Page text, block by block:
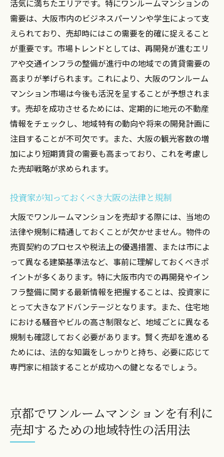
市場ニーズを的確に捉える方法
未来を見据えた長期的な売却戦略
活気に満ちたエリアです。特にワンルームマンションの
需要は、大阪市内のビジネスパーソンや学生によって支
えられており、売却時にはこの需要を的確に捉えること
が重要です。市場トレンドとしては、再開発が進むエリ
アや交通インフラの整備が進行中の地域での賃貸需要の
高まりが挙げられます。これにより、大阪のワンルーム
マンション市場は今後も活況を呈することが予想されま
す。売却を成功させるためには、定期的に地元の不動産
情報をチェックし、地域特有の動向や将来の開発計画に
注目することが不可欠です。また、大阪の観光客数の増
加により短期賃貸の需要も高まっており、これを考慮し
た売却戦略が求められます。
投資家が知っておくべき大阪の法律と規制
大阪でワンルームマンションを売却する際には、当地の
法律や規制に精通しておくことが欠かせません。物件の
売買契約のプロセスや税法上の優遇措置、または市によ
って異なる建築基準法など、事前に理解しておくべきポ
イントが多くあります。特に大阪市内での再開発やイン
フラ整備に関する最新情報を把握することは、投資家に
とって大きなアドバンテージとなります。また、住宅地
における騒音やビルの高さ制限など、地域ごとに異なる
規制も確認しておく必要があります。賢く売却を進める
ためには、法的な知識をしっかりと持ち、必要に応じて
専門家に相談することが成功への鍵となるでしょう。
京都でワンルームマンションを有利に
売却するための地域特性の活用法